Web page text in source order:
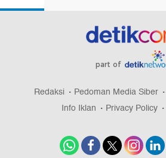
part of
Redaksi Pedoman Media Siber
Info Iklan
Privacy Policy